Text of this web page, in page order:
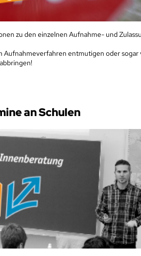
zu den einzelnen Aufnahme- und
Aufnahmeverfahren entmutigen oder sogar
an Schulen